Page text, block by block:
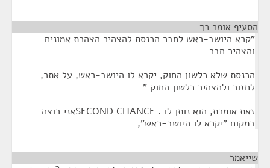
הסעיף אומר כך
"קרא היושב-ראש לחבר הכנסת להצהיר הצהרת אמונים
והצהיר חבר
הכנסת שלא כלשון החוק, יקרא לו היושב-ראש, על אתר,
לחזור ולהצהיר כלשון החוק "
זאת אומרת, הוא נותן לו . SECOND CHANCEאני רוצה
במקום "יקרא לו היושב-ראש",
שייאמר